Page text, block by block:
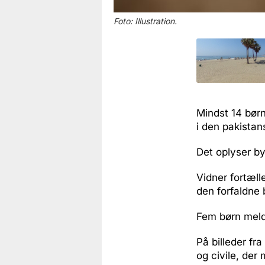
Foto: Illustration.
Mindst 14
i den
Det oplyser
Vidner
den forfaldne
Fem børn
På billeder
og civile, der